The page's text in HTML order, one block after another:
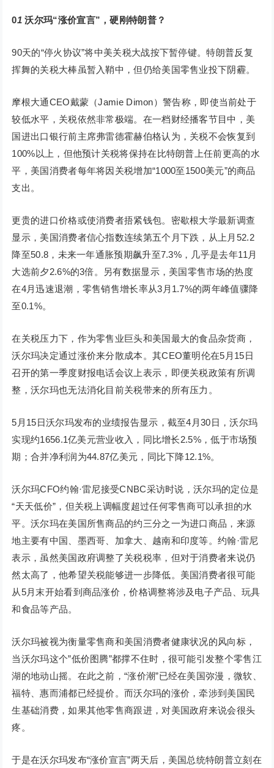
01 沃尔玛“涨价宣言”，硬刚特朗普？
90天的“停火协议”将中美关税大战按下暂停键。特朗普反复
挥舞的关税大棒虽暂入鞘中，但仍给美国零售业投下阴霾。
摩根大通CEO戴蒙（Jamie Dimon）警告称，即使当前处于
较低水平，关税依然非常极端。在一档财经播客节目中，美
国进出口银行前主席弗雷德霍赫伯格认为，关税不会恢复到
100%以上，但他预计关税将保持在比特朗普上任前更高的水
平，美国消费者每年将因关税增加“1000至1500美元”的商品
支出。
更贵的进口价格或使消费者捂紧钱包。密歇根大学最新调查
显示，美国消费者信心指数连续第五个月下跌，从上月52.2
降至50.8，未来一年通胀预期飙升至7.3%，几乎是去年11月
大选前夕2.6%的3倍。另有数据显示，美国零售市场的热度
在4月迅速退潮，零售销售增长率从3月1.7%的两年峰值骤降
至0.1%。
在关税压力下，作为零售业巨头和美国最大的食品杂货商，
沃尔玛决定通过涨价来分散成本。其CEO董明伦在5月15日
召开的第一季度财报电话会议上表示，即便关税政策有所调
整，沃尔玛也无法消化目前关税带来的所有压力。
5月15日沃尔玛发布的业绩报告显示，截至4月30日，沃尔玛
实现约1656.1亿美元营业收入，同比增长2.5%，低于市场预
期；合并净利润为44.87亿美元，同比下降12.1%。
沃尔玛CFO约翰·雷尼接受CNBC采访时说，沃尔玛的定位是
“天天低价”，但关税上调幅度超过任何零售商可以承担的水
平。沃尔玛在美国所售商品的约三分之一为进口商品，来源
地主要有中国、墨西哥、加拿大、越南和印度等。约翰·雷尼
表示，虽然美国政府调整了关税税率，但对于消费者来说仍
然太高了，他希望关税能够进一步降低。美国消费者很可能
从5月末开始看到商品涨价，价格调整将涉及电子产品、玩具
和食品等产品。
沃尔玛被视为衡量零售商和美国消费者健康状况的风向标，
当沃尔玛这个”低价图腾”都撑不住时，很可能引发整个零售江
湖的地动山摇。在此之前，“涨价潮”已经在美国弥漫，微软、
福特、惠而浦都已经提价。而沃尔玛的涨价，牵涉到美国民
生基础消费，如果其他零售商跟进，对美国政府来说会很头
疼。
于是在沃尔玛发布“涨价宣言”两天后，美国总统特朗普立刻在